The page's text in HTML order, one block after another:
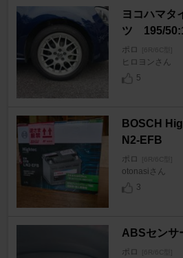
ヨコハマタ
ツ 195/
ポロ [6R/6C型]
ヒロヨンさん
5
BOSCH
N2-EFB
ポロ [6R/6C型]
otonasiさん
3
ABSセンサ
ポロ [6R/6C型]